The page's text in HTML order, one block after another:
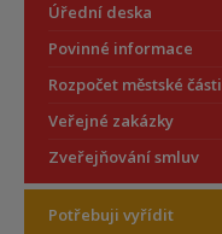
Úřední deska
Povinné informace
Rozpočet městské části
Veřejné zakázky
Zveřejňování smluv
Potřebuji vyřídit